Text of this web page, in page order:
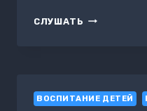
СЛУШАТЬ МАМА,
ДЕТСКИЙ
ВОСПИТАНИЕ ДЕТЕЙ